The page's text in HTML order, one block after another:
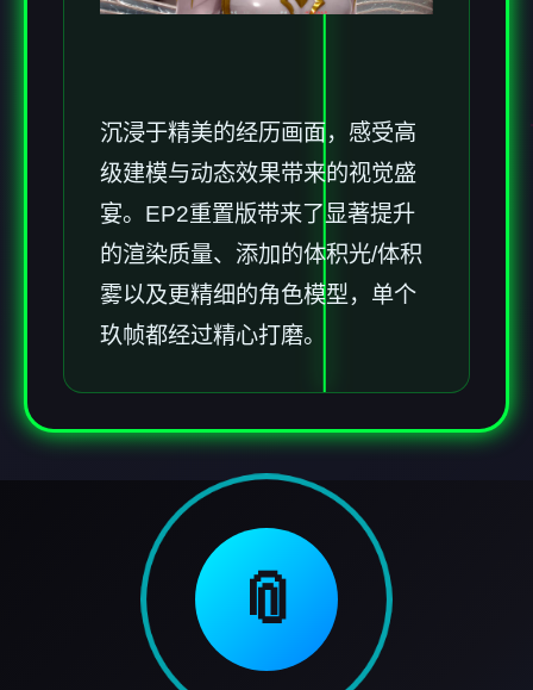
沉浸于精美的经历画面，感受高
级建模与动态效果带来的视觉盛
宴。EP2重置版带来了显著提升
的渲染质量、添加的体积光/体积
雾以及更精细的角色模型，单个
玖帧都经过精心打磨。
📎